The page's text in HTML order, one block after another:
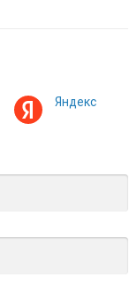
Яндекс